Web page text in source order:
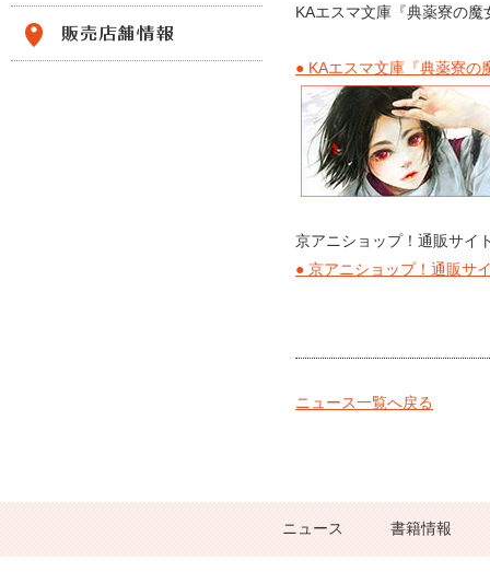
KAエスマ文庫『典薬寮の
● KAエスマ文庫『典薬寮の
京アニショップ！通販サイ
● 京アニショップ！通販サ
ニュース一覧へ戻る
ニュース 書籍情報